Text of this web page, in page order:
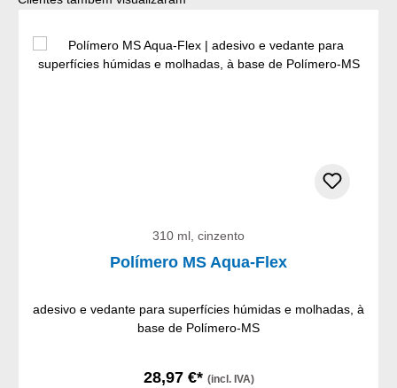
310 ml, cinzento
Polímero MS Aqua-Flex
adesivo e vedante para superfícies húmidas e molhadas, à
base de Polímero-MS
28,97 €* (incl. IVA)